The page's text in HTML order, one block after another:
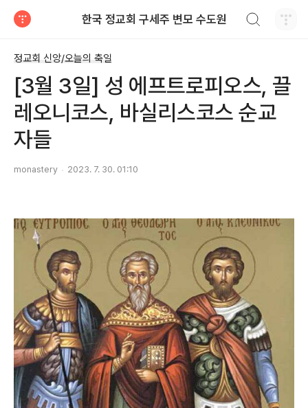
한국 정교회 구세주 변모 수도원
정교회 신앙/오늘의 축일
[3월 3일] 성 에프트로피오스, 끌
레오니코스, 바실리스코스 순교
자들
monastery 2023. 7. 30. 01:10